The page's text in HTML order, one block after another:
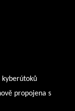
kyberútoků
propojena s